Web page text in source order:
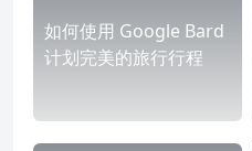
如何使用 Google Bard
计划完美的旅行行程